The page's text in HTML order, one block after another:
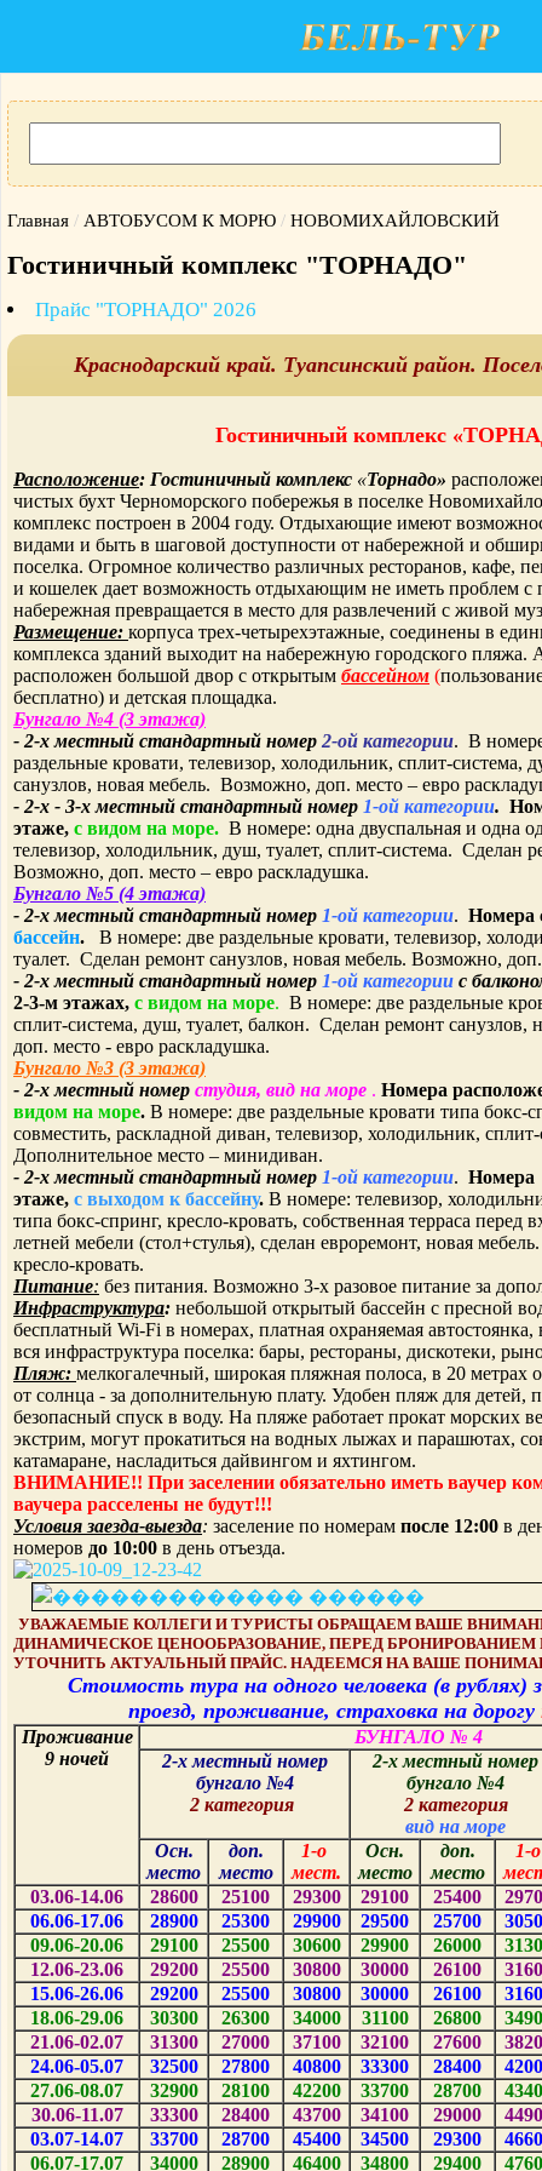
Главная / АВТОБУСОМ К МОРЮ / НОВОМИХАЙЛОВСКИЙ
Гостиничный комплекс "ТОРНАДО"
Прайс "ТОРНАДО" 2026
Краснодарский край. Туапсинский район.
Гостиничный комплекс
Расположение: Гостиничный комплекс «Торнадо»
чистых бухт Черноморского побережья в поселке
комплекс построен в 2004 году. Отдыхающие имеют
видами и быть в шаговой доступности от набережной и
поселка. Огромное количество различных ресторанов, кафе,
и кошелек дает возможность отдыхающим не иметь проблем с
набережная превращается в место для развлечений с живой
Размещение: корпуса трех-четырехэтажные, соединены в
комплекса зданий выходит на набережную городского пляжа.
расположен большой двор с открытым бассейном (
бесплатно) и детская площадка.
Бунгало №4 (3 этажа)
- 2-х местный стандартный номер 2-ой категории. В
раздельные кровати, телевизор, холодильник, сплит-система,
санузлов, новая мебель. Возможно, доп. место – евро
- 2-х - 3-х местный стандартный номер 1-ой категории.
этаже, с видом на море. В номере: одна двуспальная и одна
телевизор, холодильник, душ, туалет, сплит-система. Сделан
Возможно, доп. место – евро раскладушка.
Бунгало №5 (4 этажа)
- 2-х местный стандартный номер 1-ой категории. Номера
бассейн. В номере: две раздельные кровати, телевизор,
туалет. Сделан ремонт санузлов, новая мебель. Возможно,
- 2-х местный стандартный номер 1-ой категории с
2-3-м этажах, с видом на море. В номере: две раздельные
сплит-система, душ, туалет, балкон. Сделан ремонт
доп. место - евро раскладушка.
Бунгало №3 (3 этажа)
- 2-х местный номер студия, вид на море . Номера
видом на море. В номере: две раздельные кровати типа бокс-
совместить, раскладной диван, телевизор, холодильник,
Дополнительное место – минидиван.
- 2-х местный стандартный номер 1-ой категории. Номера
этаже, с выходом к бассейну. В номере: телевизор,
типа бокс-спринг, кресло-кровать, собственная терраса перед
летней мебели (стол+стулья), сделан евроремонт, новая
кресло-кровать.
Питание: без питания. Возможно 3-х разовое питание за
Инфраструктура: небольшой открытый бассейн с пресной
бесплатный Wi-Fi в номерах, платная охраняемая автостоянка,
вся инфраструктура поселка: бары, рестораны, дискотеки,
Пляж: мелкогалечный, широкая пляжная полоса, в 20 метрах
от солнца - за дополнительную плату. Удобен пляж для детей,
безопасный спуск в воду. На пляже работает прокат морских
экстрим, могут прокатиться на водных лыжах и парашютах,
катамаране, насладиться дайвингом и яхтингом.
ВНИМАНИЕ!! При заселении обязательно иметь ваучер
ваучера расселены не будут!!!
Условия заезда-выезда: заселение по номерам после 12:00 в
номеров до 10:00 в день отъезда.
УВАЖАЕМЫЕ КОЛЛЕГИ И ТУРИСТЫ ОБРАЩАЕМ ВАШЕ
ДИНАМИЧЕСКОЕ ЦЕНООБРАЗОВАНИЕ, ПЕРЕД
УТОЧНИТЬ АКТУАЛЬНЫЙ ПРАЙС. НАДЕЕМСЯ НА ВАШЕ
Стоимость тура на одного человека (в рублях)
проезд, проживание, страховка на дорогу
Проживание
9 ночей
БУНГАЛО № 4
2-х местный номер
бунгало №4
2 категория
2-х местный номер
бунгало №4
2 категория
вид на море
Осн.
место
доп.
место
1-о
мест.
Осн.
место
доп.
место
1-о
03.06-14.06
28600 25100 29300 29100 25400 29
06.06-17.06
28900 25300 29900 29500 25700 30
09.06-20.06
29100 25500 30600 29900 26000 31
12.06-23.06
29200 25500 30800 30000 26100 31
15.06-26.06
29200 25500 30800 30000 26100 31
18.06-29.06
30300 26300 34000 31100 26800 34
21.06-02.07
31300 27000 37100 32100 27600 38
24.06-05.07
32500 27800 40800 33300 28400 42
27.06-08.07
32900 28100 42200 33700 28700 43
30.06-11.07
33300 28400 43700 34100 29000 44
03.07-14.07
33700 28700 45400 34500 29300 46
06.07-17.07
34000 28900 46400 34800 29400 47